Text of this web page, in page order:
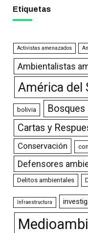
Etiquetas
Activistas amenazados
Ambientalistas
América del
bolivia Bosques
Cartas y
Conservación
Defensores
Delitos ambientales
Infraestructura